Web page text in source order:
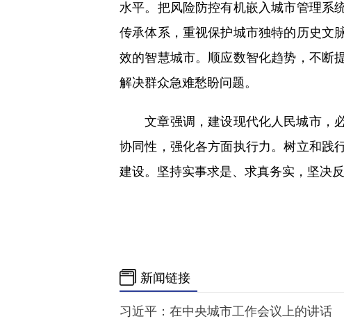
水平。把风险防控有机嵌入城市管理系
传承体系，重视保护城市独特的历史文
效的智慧城市。顺应数智化趋势，不断
解决群众急难愁盼问题。
文章强调，建设现代化人民城市，必
协同性，强化各方面执行力。树立和践
建设。坚持实事求是、求真务实，坚决
新闻链接
习近平：在中央城市工作会议上的讲话